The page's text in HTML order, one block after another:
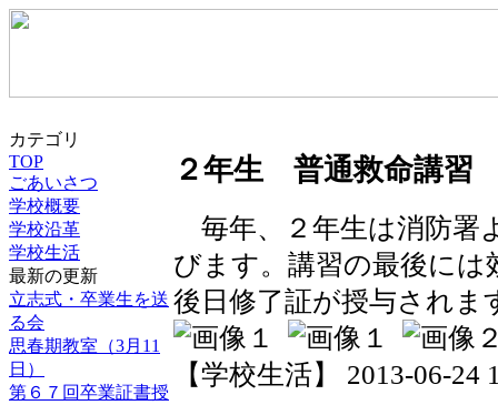
カテゴリ
TOP
ごあいさつ
学校概要
学校沿革
学校生活
最新の更新
立志式・卒業生を送
る会
思春期教室（3月11
日）
第６７回卒業証書授
２年生 普通救命講習
毎年、２年生は消防署
びます。講習の最後には
後日修了証が授与されま
【学校生活】 2013-06-24